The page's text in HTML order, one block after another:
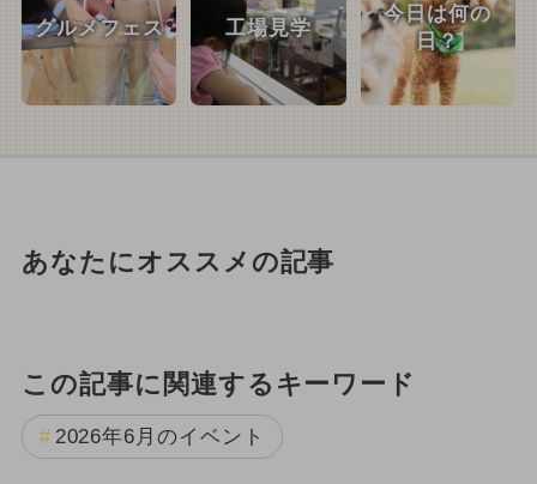
グルメフェス 工場見学
今日は何の
日？
あなたにオススメの記事
この記事に関連するキーワード
2026年6月のイベント